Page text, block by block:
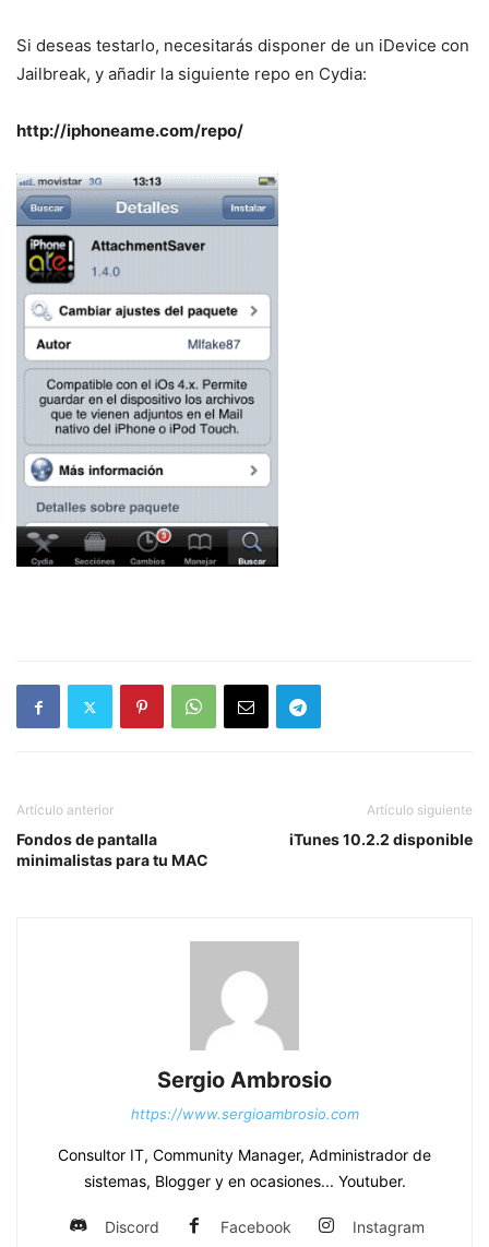
Si deseas testarlo, necesitarás disponer de un iDevice con
Jailbreak, y añadir la siguiente repo en Cydia:
http://iphoneame.com/repo/
Artículo anterior
Fondos de pantalla
minimalistas para tu MAC
Artículo siguiente
iTunes 10.2.2 disponible
Sergio Ambrosio
https://www.sergioambrosio.com
Consultor IT, Community Manager, Administrador de
sistemas, Blogger y en ocasiones... Youtuber.
Discord Facebook Instagram